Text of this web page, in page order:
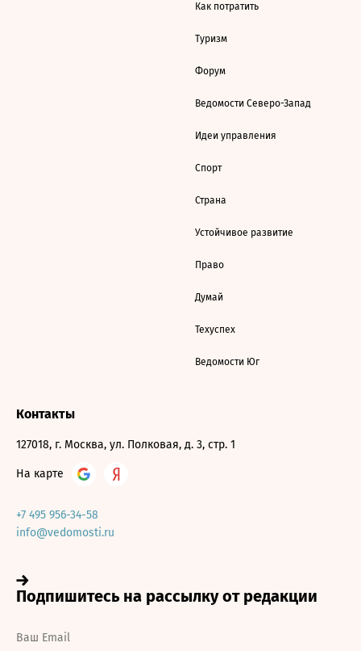
Как потратить
Туризм
Форум
Ведомости Северо-Запад
Идеи управления
Спорт
Страна
Устойчивое развитие
Право
Думай
Техуспех
Ведомости Юг
Контакты
127018, г. Москва, ул. Полковая, д. 3, стр. 1
На карте
+7 495 956-34-58
info@vedomosti.ru